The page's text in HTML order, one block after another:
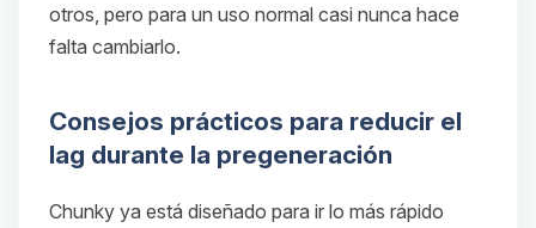
otros, pero para un uso normal casi nunca hace
falta cambiarlo.
Consejos prácticos para reducir el
lag durante la pregeneración
Chunky ya está diseñado para ir lo más rápido